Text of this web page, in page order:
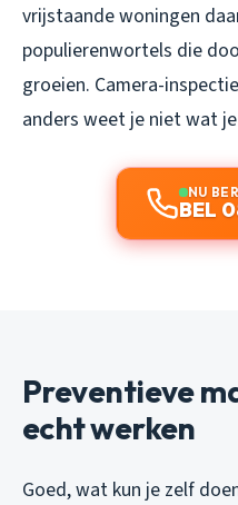
vrijstaande woningen
populierenwortels die
groeien. Camera-
anders weet je niet wat
NU
BEL
Preventieve
echt werken
Goed, wat kun je zelf